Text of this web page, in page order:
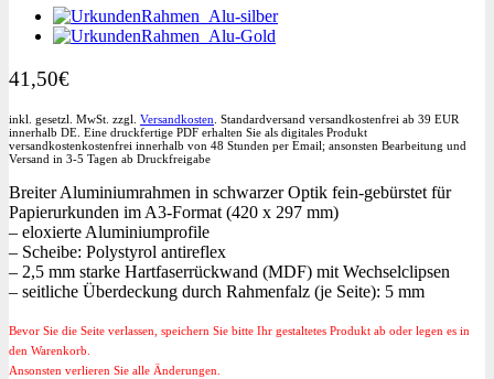
41,50€
inkl. gesetzl. MwSt. zzgl. Versandkosten . Standardversand versandkostenfrei ab 39 EUR
innerhalb DE. Eine druckfertige PDF erhalten Sie als digitales Produkt
versandkostenkostenfrei innerhalb von 48 Stunden per Email; ansonsten Bearbeitung und
Versand in 3-5 Tagen ab Druckfreigabe
Breiter Aluminiumrahmen in schwarzer Optik fein-gebürstet für
Papierurkunden im A3-Format (420 x 297 mm)
– eloxierte Aluminiumprofile
– Scheibe: Polystyrol antireflex
– 2,5 mm starke Hartfaserrückwand (MDF) mit Wechselclipsen
– seitliche Überdeckung durch Rahmenfalz (je Seite): 5 mm
Bevor Sie die Seite verlassen, speichern Sie bitte Ihr gestaltetes Produkt ab oder legen es in
den Warenkorb.
Ansonsten verlieren Sie alle Änderungen.